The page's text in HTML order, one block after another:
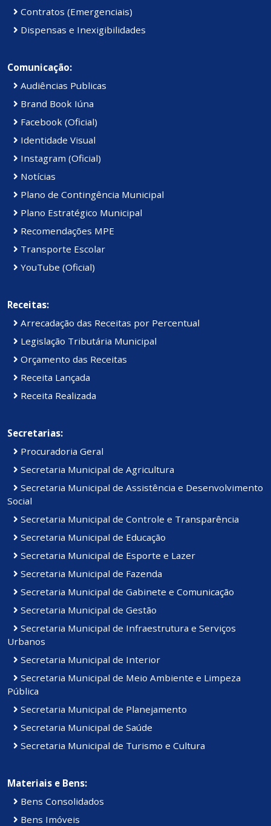
Contratos (Emergenciais)
Dispensas e Inexigibilidades
Comunicação:
Audiências Publicas
Brand Book Iúna
Facebook (Oficial)
Identidade Visual
Instagram (Oficial)
Notícias
Plano de Contingência Municipal
Plano Estratégico Municipal
Recomendações MPE
Transporte Escolar
YouTube (Oficial)
Receitas:
Arrecadação das Receitas por Percentual
Legislação Tributária Municipal
Orçamento das Receitas
Receita Lançada
Receita Realizada
Secretarias:
Procuradoria Geral
Secretaria Municipal de Agricultura
Secretaria Municipal de Assistência e Desenvolvimento
Social
Secretaria Municipal de Controle e Transparência
Secretaria Municipal de Educação
Secretaria Municipal de Esporte e Lazer
Secretaria Municipal de Fazenda
Secretaria Municipal de Gabinete e Comunicação
Secretaria Municipal de Gestão
Secretaria Municipal de Infraestrutura e Serviços
Urbanos
Secretaria Municipal de Interior
Secretaria Municipal de Meio Ambiente e Limpeza
Pública
Secretaria Municipal de Planejamento
Secretaria Municipal de Saúde
Secretaria Municipal de Turismo e Cultura
Materiais e Bens:
Bens Consolidados
Bens Imóveis